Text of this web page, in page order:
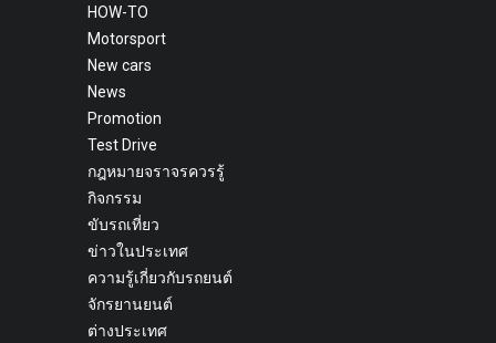
HOW-TO
Motorsport
New cars
News
Promotion
Test Drive
กฎหมายจราจรควรรู้
กิจกรรม
ขับรถเที่ยว
ข่าวในประเทศ
ความรู้เกี่ยวกับรถยนต์
จักรยานยนต์
ต่างประเทศ